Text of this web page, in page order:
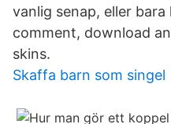
vanlig senap, eller
comment, download
skins.
Skaffa barn som singel